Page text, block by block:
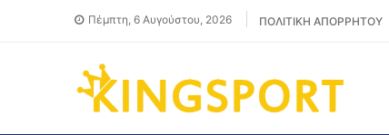
Πέμπτη, 6 Αυγούστου, 2026 ΠΟΛΙΤΙΚΗ ΑΠΟΡΡΗΤΟΥ